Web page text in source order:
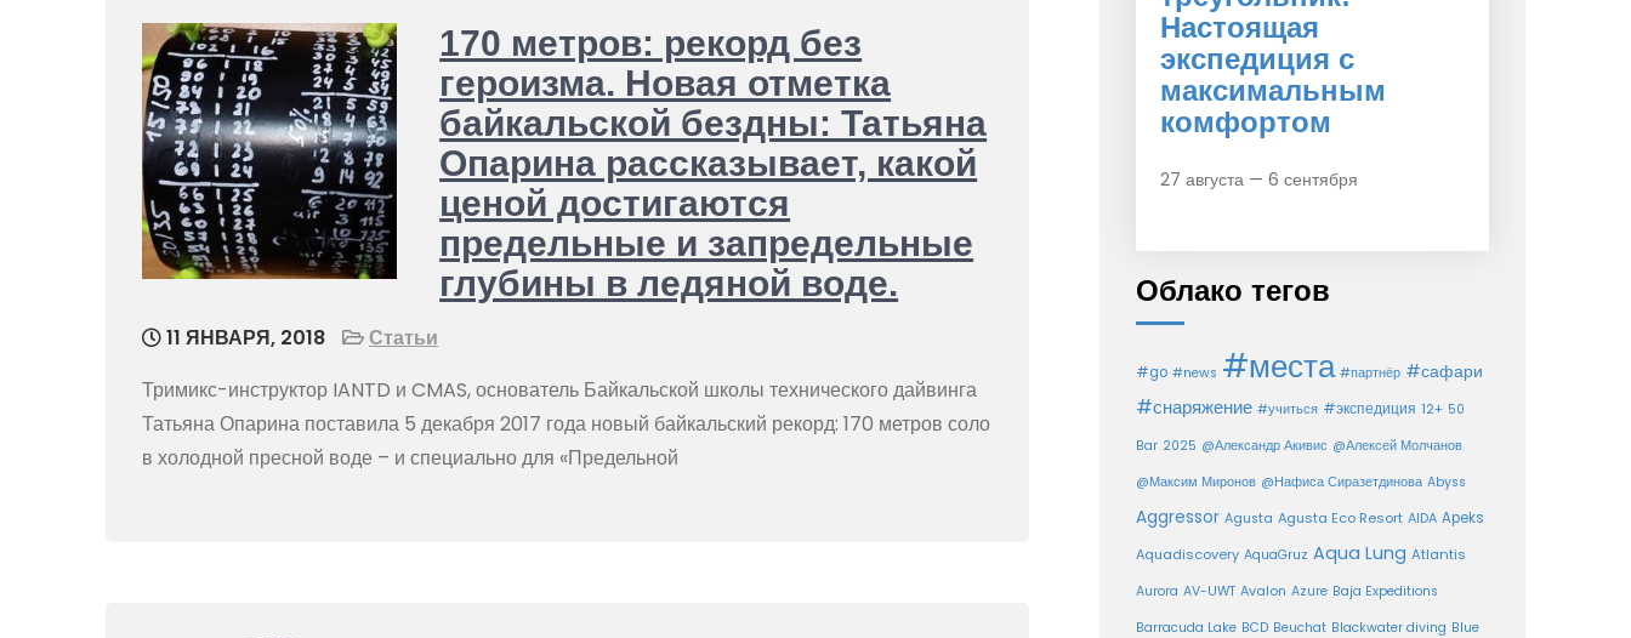
170 метров: рекорд без
героизма. Новая отметка
байкальской бездны: Татьяна
Опарина рассказывает, какой
ценой достигаются
предельные и запредельные
глубины в ледяной воде.
11 ЯНВАРЯ, 2018
Статьи
Тримикс-инструктор IANTD и CMAS, основатель Байкальской школы технического дайвинга
Татьяна Опарина поставила 5 декабря 2017 года новый байкальский рекорд: 170 метров соло
в холодной пресной воде – и специально для «Предельной
Настоящая
экспедиция с
максимальным
комфортом
27 августа — 6 сентября
Облако тегов
#go #news #места #партнёр #сафари
#снаряжение #учиться #экспедиция 12+ 50
Bar 2025 @Александр Акивис @Алексей Молчанов
@Максим Миронов @Нафиса Сиразетдинова Abyss
Aggressor Agusta Agusta Eco Resort AIDA Apeks
Aquadiscovery AquaGruz Aqua Lung Atlantis
Aurora AV-UWT Avalon Azure Baja Expeditions
Barracuda Lake BCD Beuchat Blackwater diving Blue